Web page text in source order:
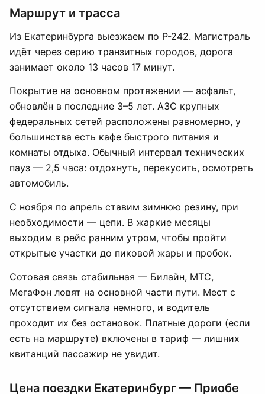
Маршрут и трасса
Из Екатеринбурга выезжаем по Р-242. Магистраль
идёт через серию транзитных городов, дорога
занимает около 13 часов 17 минут.
Покрытие на основном протяжении — асфальт,
обновлён в последние 3–5 лет. АЗС крупных
федеральных сетей расположены равномерно, у
большинства есть кафе быстрого питания и
комнаты отдыха. Обычный интервал технических
пауз — 2,5 часа: отдохнуть, перекусить, осмотреть
автомобиль.
С ноября по апрель ставим зимнюю резину, при
необходимости — цепи. В жаркие месяцы
выходим в рейс ранним утром, чтобы пройти
открытые участки до пиковой жары и пробок.
Сотовая связь стабильная — Билайн, МТС,
МегаФон ловят на основной части пути. Мест с
отсутствием сигнала немного, и водитель
проходит их без остановок. Платные дороги (если
есть на маршруте) включены в тариф — лишних
квитанций пассажир не увидит.
Цена поездки Екатеринбург — Приобе